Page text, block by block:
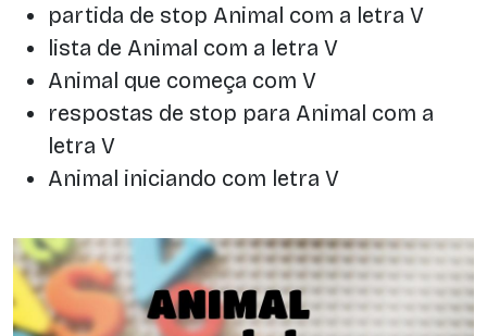
partida de stop Animal com a letra V
lista de Animal com a letra V
Animal que começa com V
respostas de stop para Animal com a
letra V
Animal iniciando com letra V